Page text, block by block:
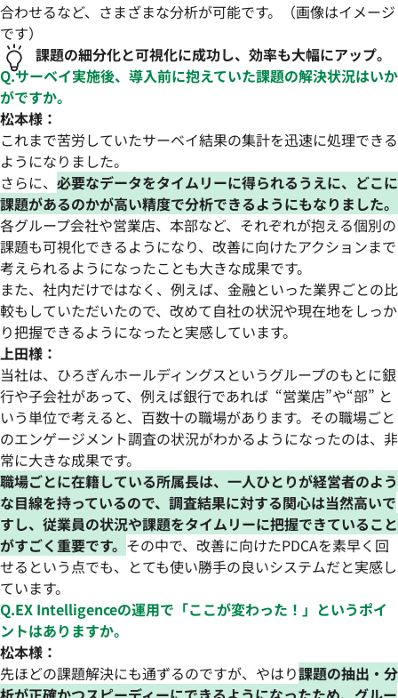
合わせるなど、さまざまな分析が可能です。（画像はイメージ
です）
課題の細分化と可視化に成功し、効率も大幅にアップ。
Q.サーベイ実施後、導入前に抱えていた課題の解決状況はいか
がですか。
松本様：
これまで苦労していたサーベイ結果の集計を迅速に処理できる
ようになりました。
さらに、 必要なデータをタイムリーに得られるうえに、どこに
課題があるのかが高い精度で分析できるようにもなりました。
各グループ会社や営業店、本部など、それぞれが抱える個別の
課題も可視化できるようになり、改善に向けたアクションまで
考えられるようになったことも大きな成果です。
また、社内だけではなく、 例えば、金融といった業界ごとの比
較も していただいたので、改めて自社の状況や現在地をしっか
り把握できるようになったと実感しています。
上田様：
当社は、ひろぎんホールディングスというグループのもとに銀
行や子会社があって、例えば銀行であれば “営業店”や“部” と
いう単位で考えると、百数十の職場があります。その職場ごと
のエンゲージメント調査の状況がわかるようになったのは、非
常に大きな成果です。
職場ごとに在籍している所属長は、一人ひとりが経営者のよう
な目線を持っているので、調査結果に対する関心は当然高いで
すし、従業員の状況や課題をタイムリーに把握できていること
がすごく重要です。 その中で、改善に向けたPDCAを素早く回
せるという点でも、とても使い勝手の良いシステムだと実感し
ています。
Q.EX Intelligenceの運用で「ここが変わった！」というポイ
ントはありますか。
松本様：
先ほどの課題解決にも通ずるのですが、やはり課題の抽出・分